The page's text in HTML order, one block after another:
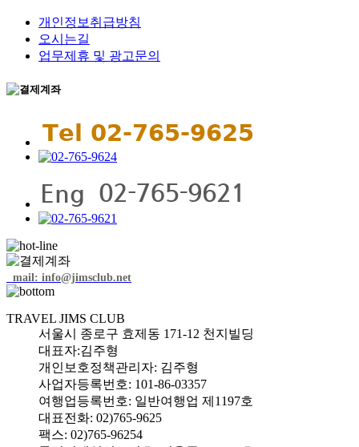
개인정보취급방침
오시는길
업무제휴 및 광고문의
mail: info@jimsclub.net
TRAVEL JIMS CLUB
서울시 종로구 효제동 171-12 천지빌딩
대표자:김주형
개인보호정책관리자: 김주형
사업자등록번호: 101-86-03357
여행업등록번호: 일반여행업 제1197호
대표전화: 02)765-9625
팩스: 02)765-96254